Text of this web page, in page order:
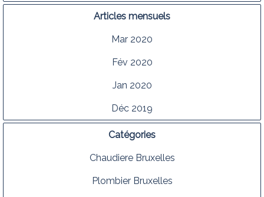
Articles mensuels
Mar 2020
Fév 2020
Jan 2020
Déc 2019
Catégories
Chaudiere Bruxelles
Plombier Bruxelles